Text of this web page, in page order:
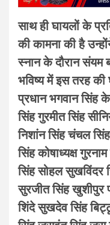
साथ ही घायलों के
की कामना की है
स्नान के दौरान संयम
भविष्य में इस तरह
प्रधान भगवान सिंह
सिंह गुरमीत सिंह
निशांन सिंह चंचल
सिंह कोषाध्यक्ष
सिंह सोहल सुखविंदर
सुरजीत सिंह खुशीपुर
शिंदे सुखदेव सिंह